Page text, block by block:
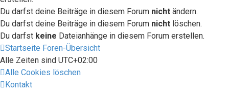
Du darfst deine Beiträge in diesem Forum nicht ändern.
Du darfst deine Beiträge in diesem Forum nicht löschen.
Du darfst keine Dateianhänge in diesem Forum erstellen.
Startseite Foren-Übersicht
Alle Zeiten sind UTC+02:00
Alle Cookies löschen
Kontakt